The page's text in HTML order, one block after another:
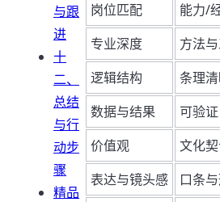
与跟
进
十
二、
总结
与行
动步
骤
精品
岗位匹配
能力/
专业深度
方法
逻辑结构
条理
数据与结果
可验证
价值观
文化
表达与镜头感
口条